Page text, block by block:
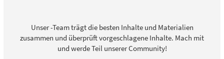
Unser -Team trägt die besten Inhalte und Materialien
zusammen und überprüft vorgeschlagene Inhalte. Mach mit
und werde Teil unserer Community!